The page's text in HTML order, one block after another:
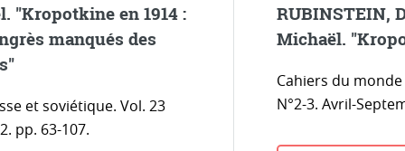
"Kropotkine en 1914 :
manqués des
et soviétique. Vol. 23
pp. 63-107.
RUBINSTEIN,
Michaël.
Cahiers du
N°2-3. Avril-